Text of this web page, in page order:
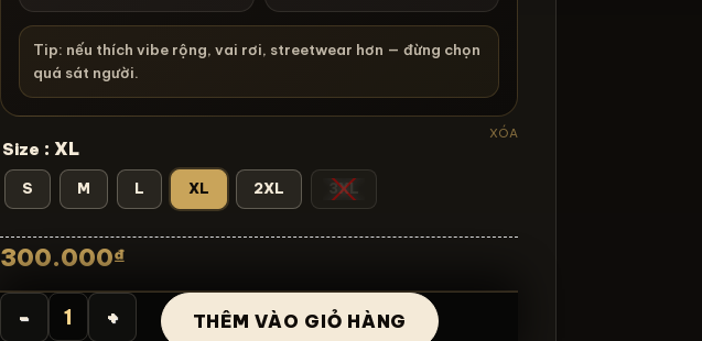
Tip: nếu thích vibe rộng, vai rơi, streetwear hơn — đừng chọn
quá sát người.
Size : XL
S M L XL 2XL 3XL
XÓA
300.000₫
Áo thun cartoon vintage Tom Fcking Day - W13 số lượng
THÊM VÀO GIỎ HÀNG